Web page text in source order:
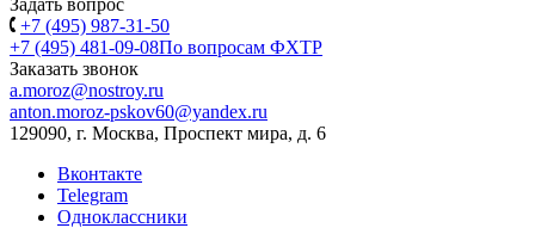
Задать вопрос
+7 (495) 987-31-50
+7 (495) 481-09-08По вопросам ФХТР
Заказать звонок
a.moroz@nostroy.ru
anton.moroz-pskov60@yandex.ru
129090, г. Москва, Проспект мира, д. 6
Вконтакте
Telegram
Одноклассники